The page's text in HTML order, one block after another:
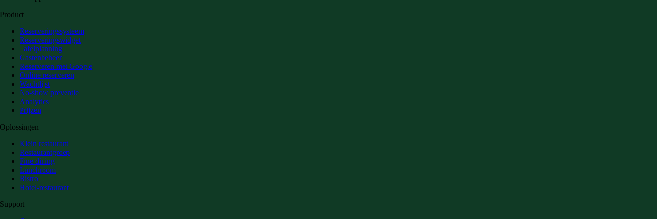
Product
Reserveringssysteem
Reserveringswidget
Tafelplanning
Gastenbeheer
Reserveren met Google
Online reserveren
Wachtlijst
No-show preventie
Analytics
Prijzen
Oplossingen
Klein restaurant
Restaurantgroep
Fine dining
Lunchroom
Bistro
Hotel-restaurant
Support